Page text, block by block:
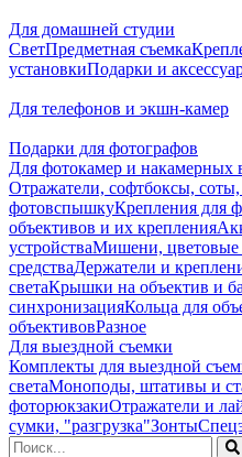
Для домашней студии
СветПредметная съемка
установкиПодарки и
Для телефонов и экшн-камер
Подарки для фотографов
Для фотокамер и накамерных
Отражатели, софтбоксы, соты,
фотовспышкуКрепления для
объективов и их крепления
устройстваМишени, цветовые
средстваДержатели и
светаКрышки на объектив и
синхронизацияКольца для
объективовРазное
Для выездной съемки
Комплекты для выездной
светаМоноподы, штативы и
фоторюкзакиОтражатели и
сумки, "разгрузка"Зонты